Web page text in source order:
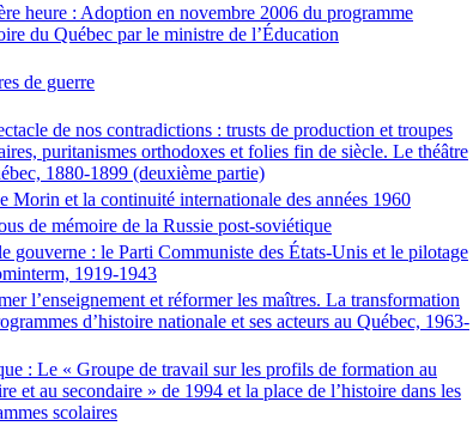
heure : Adoption en novembre 2006 du programme
du Québec par le ministre de l’Éducation
de guerre
de nos contradictions : trusts de production et troupes
puritanismes orthodoxes et folies fin de siècle. Le théâtre
1880-1899 (deuxième partie)
Morin et la continuité internationale des années 1960
de mémoire de la Russie post-soviétique
gouverne : le Parti Communiste des États-Unis et le pilotage
1919-1943
l’enseignement et réformer les maîtres. La transformation
d’histoire nationale et ses acteurs au Québec, 1963-
: Le « Groupe de travail sur les profils de formation au
et au secondaire » de 1994 et la place de l’histoire dans les
scolaires